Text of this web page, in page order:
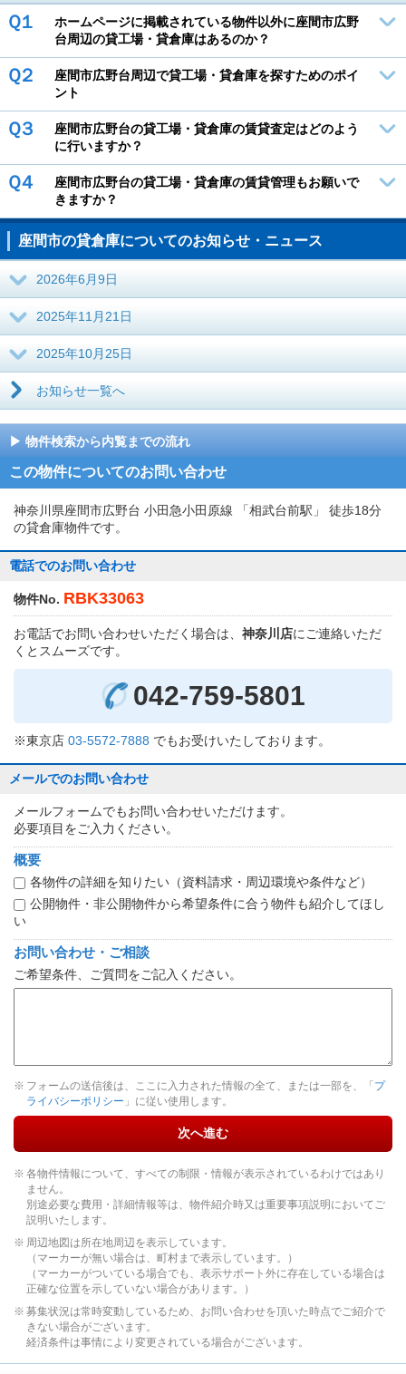
Ｑ１
ホームページに掲載されている物件以外に座間市広野
台周辺の貸工場・貸倉庫はあるのか？
Ｑ２
座間市広野台周辺で貸工場・貸倉庫を探すためのポイ
ント
Ｑ３
座間市広野台の貸工場・貸倉庫の賃貸査定はどのよう
に行いますか？
Ｑ４
座間市広野台の貸工場・貸倉庫の賃貸管理もお願いで
きますか？
座間市の貸倉庫についてのお知らせ・ニュース
2026年6月9日
2025年11月21日
2025年10月25日
お知らせ一覧へ
物件検索から内覧までの流れ
この物件についてのお問い合わせ
神奈川県座間市広野台 小田急小田原線 「相武台前駅」 徒歩18分
の貸倉庫物件です。
電話でのお問い合わせ
物件No. RBK33063
お電話でお問い合わせいただく場合は、 神奈川店にご連絡いただ
くとスムーズです。
042-759-5801
※東京店 03-5572-7888 でもお受けいたしております。
メールでのお問い合わせ
メールフォームでもお問い合わせいただけます。
必要項目をご入力ください。
概要
各物件の詳細を知りたい（資料請求・周辺環境や条件など）
公開物件・非公開物件から希望条件に合う物件も紹介してほし
い
お問い合わせ・ご相談
ご希望条件、ご質問をご記入ください。
フォームの送信後は、ここに入力された情報の全て、または一部を、「 プ
ライバシーポリシー 」に従い使用します。
次へ進む
各物件情報について、すべての制限・情報が表示されているわけではあり
ません。
別途必要な費用・詳細情報等は、物件紹介時又は重要事項説明においてご
説明いたします。
周辺地図は所在地周辺を表示しています。
（マーカーが無い場合は、町村まで表示しています。）
（マーカーがついている場合でも、表示サポート外に存在している場合は
正確な位置を示していない場合があります。）
募集状況は常時変動しているため、お問い合わせを頂いた時点でご紹介で
きない場合がございます。
経済条件は事情により変更されている場合がございます。